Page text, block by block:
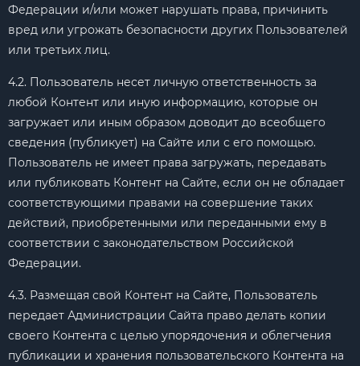
Федерации и/или может нарушать права, причинить
вред или угрожать безопасности других Пользователей
или третьих лиц.
4.2. Пользователь несет личную ответственность за
любой Контент или иную информацию, которые он
загружает или иным образом доводит до всеобщего
сведения (публикует) на Сайте или с его помощью.
Пользователь не имеет права загружать, передавать
или публиковать Контент на Сайте, если он не обладает
соответствующими правами на совершение таких
действий, приобретенными или переданными ему в
соответствии с законодательством Российской
Федерации.
4.3. Размещая свой Контент на Сайте, Пользователь
передает Администрации Сайта право делать копии
своего Контента с целью упорядочения и облегчения
публикации и хранения пользовательского Контента на